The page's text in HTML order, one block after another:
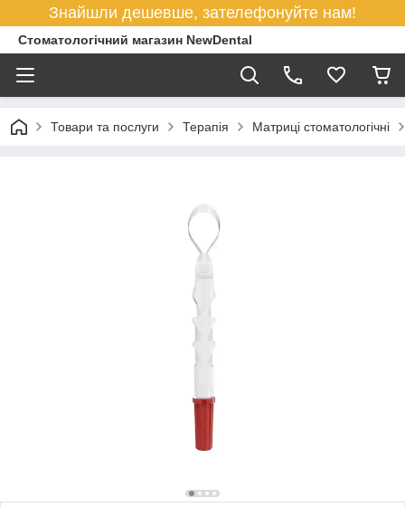
Знайшли дешевше, зателефонуйте нам!
Стоматологічний магазин NewDental
Товари та послуги Терапія Матриці стоматологічні